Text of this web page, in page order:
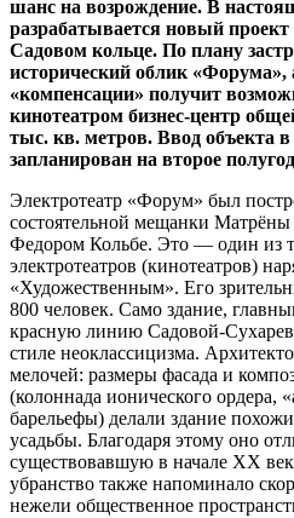
шанс на возрождение. В
разрабатывается новый проект
Садовом кольце. По плану
исторический облик «Форума»,
«компенсации» получит
кинотеатром бизнес-центр
тыс. кв. метров. Ввод объекта
запланирован на второе
Электротеатр «Форум» был
состоятельной мещанки
Федором Кольбе. Это — один из
электротеатров (кинотеатров)
«Художественным». Его
800 человек. Само здание,
красную линию Садовой-
стиле неоклассицизма.
мелочей: размеры фасада и
(колоннада ионического ордера,
барельефы) делали здание
усадьбы. Благодаря этому оно
существовавшую в начале ХХ
убранство также напоминало
нежели общественное